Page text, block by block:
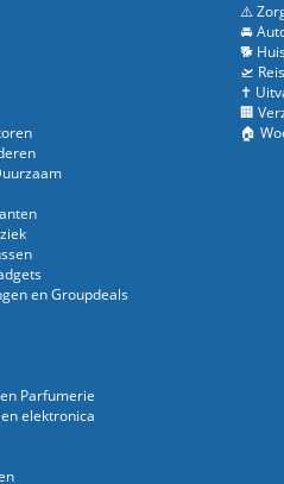
en Groupdeals
Parfumerie
elektronica
⚠️
🚘
🐕
🛫
✝️
🏢
🏠